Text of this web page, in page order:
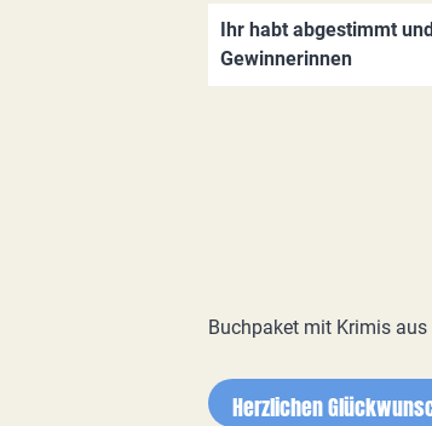
Ihr habt abgestimmt
Gewinnerinnen
Buchpaket mit Krimis
Herzlichen